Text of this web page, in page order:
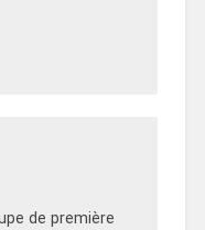
de première